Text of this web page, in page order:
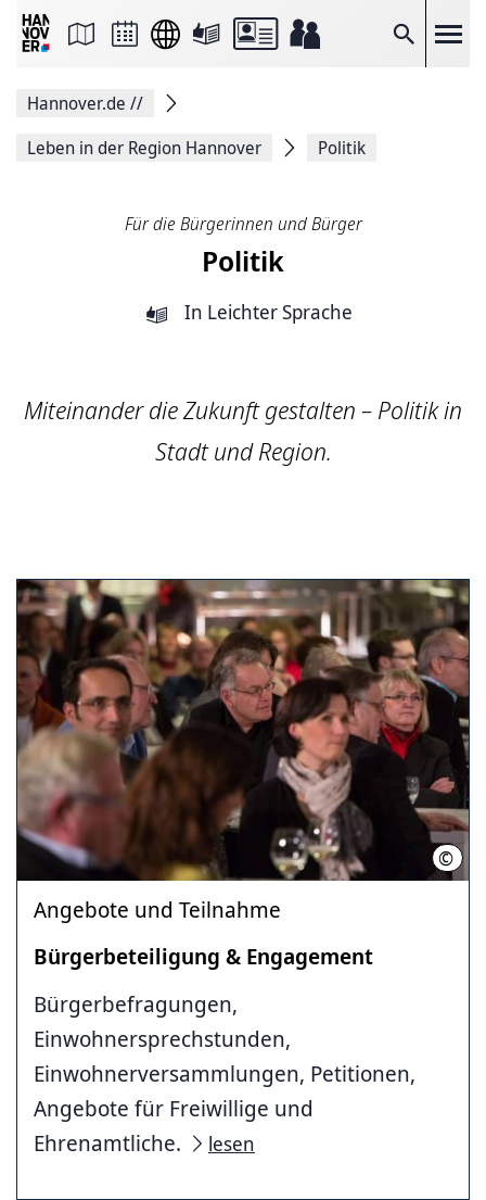
Suche
Seite
Facebook
Hannover.de //
Leben in der Region Hannover
Politik
Für die Bürgerinnen und Bürger
Politik
In Leichter Sprache
Miteinander die Zukunft gestalten – Politik in
Stadt und Region.
©
Angebote und Teilnahme
Bürgerbeteiligung & Engagement
Bürgerbefragungen,
Einwohnersprechstunden,
Einwohnerversammlungen, Petitionen,
Angebote für Freiwillige und
Ehrenamtliche.
lesen